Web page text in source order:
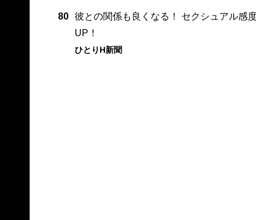
80
彼との関係も良くなる！ セクシュアル感
UP！
ひとりH新聞